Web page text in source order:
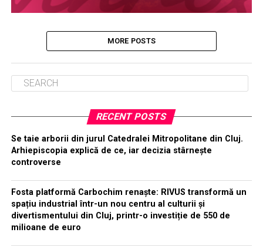
MORE POSTS
RECENT POSTS
Se taie arborii din jurul Catedralei Mitropolitane din Cluj.
Arhiepiscopia explică de ce, iar decizia stârnește
controverse
Fosta platformă Carbochim renaște: RIVUS transformă un
spațiu industrial într-un nou centru al culturii și
divertismentului din Cluj, printr-o investiție de 550 de
milioane de euro